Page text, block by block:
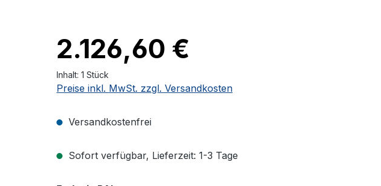
2.126,60 €
Inhalt: 1 Stück
Preise inkl. MwSt. zzgl. Versandkosten
Versandkostenfrei
Sofort verfügbar, Lieferzeit: 1-3 Tage